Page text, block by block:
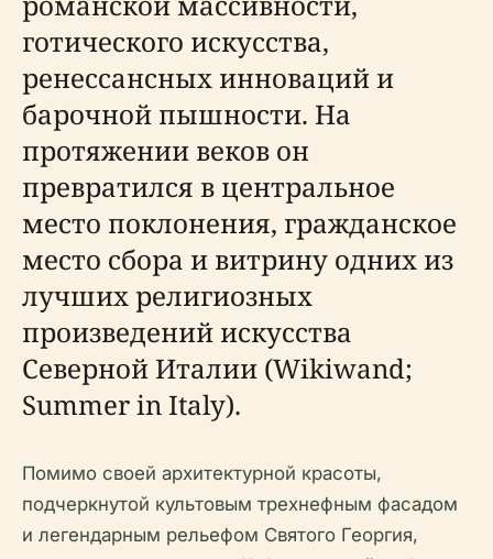
готического искусства,
ренессансных инноваций и
барочной пышности. На
протяжении веков он
превратился в центральное
место поклонения, гражданское
место сбора и витрину одних из
лучших религиозных
произведений искусства
Северной Италии (Wikiwand;
Summer in Italy).
Помимо своей архитектурной красоты,
подчеркнутой культовым трехнефным фасадом
и легендарным рельефом Святого Георгия,